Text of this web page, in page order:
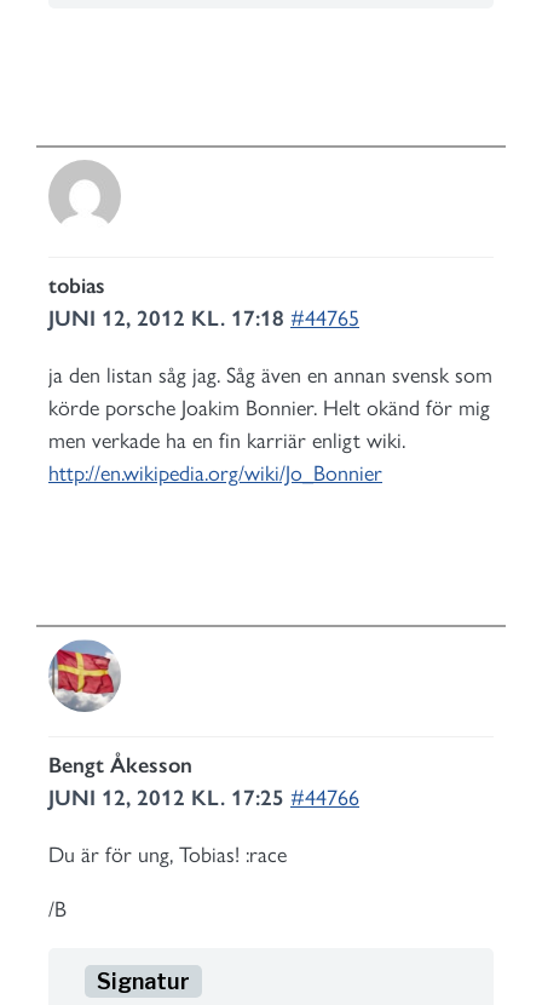
tobias
JUNI 12, 2012 KL. 17:18 #44765
ja den listan såg jag. Såg även en annan svensk som
körde porsche Joakim Bonnier. Helt okänd för mig
men verkade ha en fin karriär enligt wiki.
http://en.wikipedia.org/wiki/Jo_Bonnier
Bengt Åkesson
JUNI 12, 2012 KL. 17:25 #44766
Du är för ung, Tobias! :race
/B